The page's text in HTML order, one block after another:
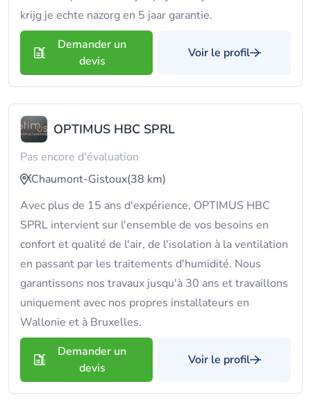
krijg je echte nazorg en 5 jaar garantie.
Demander un
devis
Voir le profil
OPTIMUS HBC SPRL
Pas encore d'évaluation
Chaumont-Gistoux(38 km)
Avec plus de 15 ans d'expérience, OPTIMUS HBC
SPRL intervient sur l'ensemble de vos besoins en
confort et qualité de l'air, de l'isolation à la ventilation
en passant par les traitements d'humidité. Nous
garantissons nos travaux jusqu'à 30 ans et travaillons
uniquement avec nos propres installateurs en
Wallonie et à Bruxelles.
Demander un
devis
Voir le profil